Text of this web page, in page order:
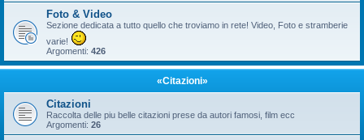
Foto & Video
Sezione dedicata a tutto quello che troviamo in rete! Video, Foto e stramberie
varie!
Argomenti: 426
«Citazioni»
Citazioni
Raccolta delle piu belle citazioni prese da autori famosi, film ecc
Argomenti: 26